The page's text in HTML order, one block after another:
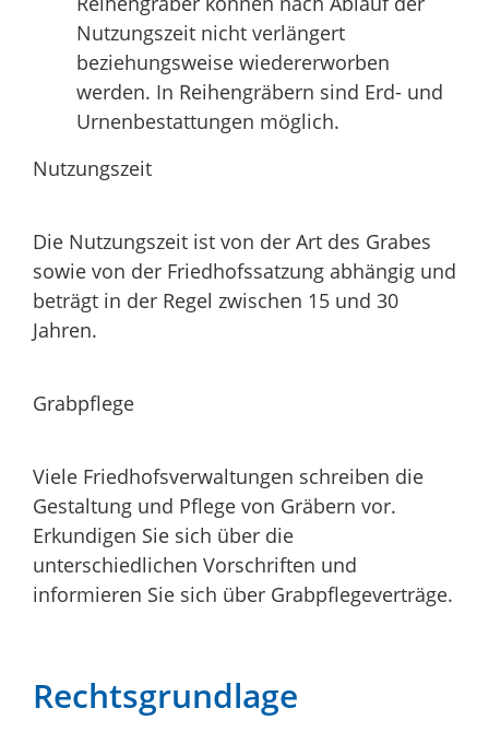
Nutzungszeit nicht verlängert
beziehungsweise wiedererworben
werden. In Reihengräbern sind Erd- und
Urnenbestattungen möglich.
Nutzungszeit
Die Nutzungszeit ist von der Art des Grabes
sowie von der Friedhofssatzung abhängig und
beträgt in der Regel zwischen 15 und 30
Jahren.
Grabpflege
Viele Friedhofsverwaltungen schreiben die
Gestaltung und Pflege von Gräbern vor.
Erkundigen Sie sich über die
unterschiedlichen Vorschriften und
informieren Sie sich über Grabpflegeverträge.
Rechtsgrundlage